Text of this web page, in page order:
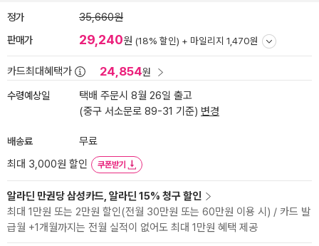
정가 35,660원
판매가 29,240원 (18% 할인) + 마일리지 1,470원
카드최대혜택가 24,854원
수령예상일
택배 주문시 8월 26일 출고
(중구 서소문로 89-31 기준) 변경
배송료
무료
최대 3,000원 할인
쿠폰받기
알라딘 만권당 삼성카드, 알라딘 15% 청구 할인
최대 1만원 또는 2만원 할인(전월 30만원 또는 60만원 이용 시) / 카드 발
급월 +1개월까지는 전월 실적이 없어도 최대 1만원 혜택 제공